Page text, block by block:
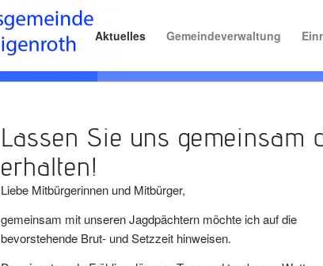
Aktuelles Gemeindeverwaltung
Lassen Sie uns gemeinsam
erhalten!
Liebe Mitbürgerinnen und Mitbürger,
gemeinsam mit unseren Jagdpächtern möchte ich auf die
bevorstehende Brut- und Setzzeit hinweisen.